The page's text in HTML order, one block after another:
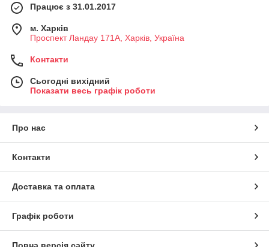
Працює з 31.01.2017
м. Харків
Проспект Ландау 171А, Харків, Україна
Контакти
Сьогодні вихідний
Показати весь графік роботи
Про нас
Контакти
Доставка та оплата
Графік роботи